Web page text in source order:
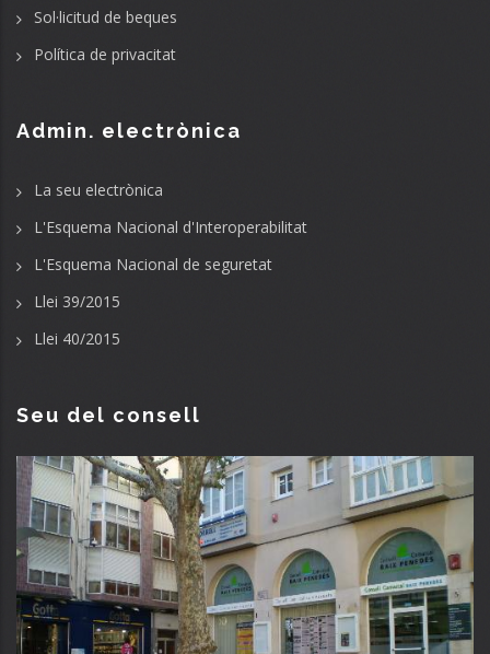
Sol·licitud de beques
Política de privacitat
Admin. electrònica
La seu electrònica
L'Esquema Nacional d'Interoperabilitat
L'Esquema Nacional de seguretat
Llei 39/2015
Llei 40/2015
Seu del consell